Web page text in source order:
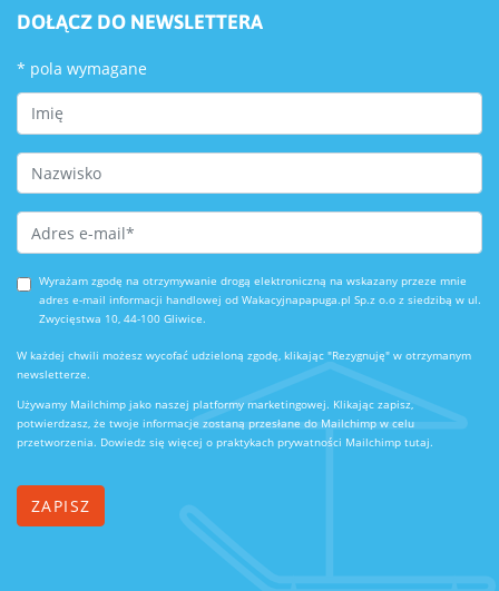
DOŁĄCZ DO NEWSLETTERA
* pola wymagane
First Name
Last Name
Email Address *
Wyrażam zgodę na otrzymywanie drogą elektroniczną na wskazany przeze mnie
adres e-mail informacji handlowej od Wakacyjnapapuga.pl Sp.z o.o z siedzibą w ul.
Zwycięstwa 10, 44-100 Gliwice.
W każdej chwili możesz wycofać udzieloną zgodę, klikając "Rezygnuję" w otrzymanym
newsletterze.
Używamy Mailchimp jako naszej platformy marketingowej. Klikając zapisz,
potwierdzasz, że twoje informacje zostaną przesłane do Mailchimp w celu
przetworzenia. Dowiedz się więcej o praktykach prywatności Mailchimp tutaj.